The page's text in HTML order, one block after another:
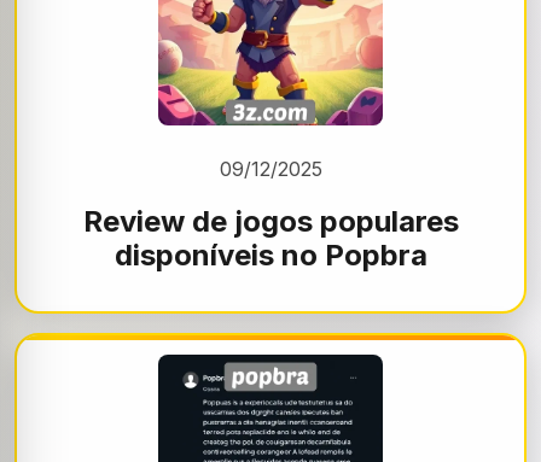
09/12/2025
Review de jogos populares
disponíveis no Popbra